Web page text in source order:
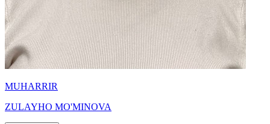
MUHARRIR
ZULAYHO MO'MINOVA